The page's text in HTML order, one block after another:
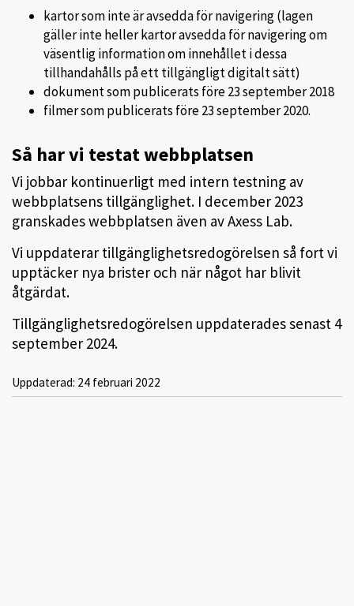
kartor som inte är avsedda för navigering (lagen
gäller inte heller kartor avsedda för navigering om
väsentlig information om innehållet i dessa
tillhandahålls på ett tillgängligt digitalt sätt)
dokument som publicerats före 23 september 2018
filmer som publicerats före 23 september 2020.
Så har vi testat webbplatsen
Vi jobbar kontinuerligt med intern testning av
webbplatsens tillgänglighet. I december 2023
granskades webbplatsen även av Axess Lab.
Vi uppdaterar tillgänglighetsredogörelsen så fort vi
upptäcker nya brister och när något har blivit
åtgärdat.
Tillgänglighetsredogörelsen uppdaterades senast 4
september 2024.
Uppdaterad: 24 februari 2022